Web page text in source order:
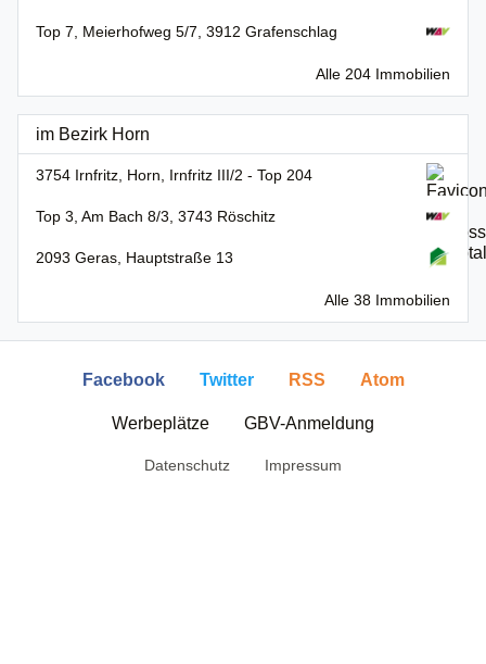
Top 7, Meierhofweg 5/7, 3912 Grafenschlag
Alle 204 Immobilien
im Bezirk Horn
3754 Irnfritz, Horn, Irnfritz III/2 - Top 204
Top 3, Am Bach 8/3, 3743 Röschitz
2093 Geras, Hauptstraße 13
Alle 38 Immobilien
Facebook Twitter RSS Atom
Werbeplätze GBV-Anmeldung
Datenschutz Impressum